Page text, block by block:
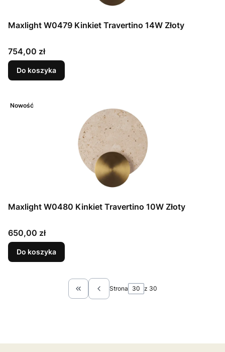
Maxlight W0479 Kinkiet Travertino 14W Złoty
Cena
754,00 zł
Do koszyka
Nowość
Maxlight W0480 Kinkiet Travertino 10W Złoty
Cena
650,00 zł
Do koszyka
Wróć do pierwszej strony z produktami
Strona z 30